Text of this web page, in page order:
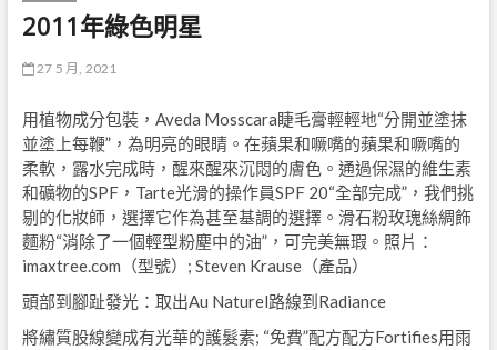
2011年綠色明星
27 5 月, 2021
用植物成分包裝，Aveda Mosscara睫毛膏輕輕地“分開並塗抹
並塗上每鞭”，為明亮的眼睛。在蘋果和噘嘴的蘋果和噘嘴的
柔軟，露水完成時，醒來醒來沉悶的膚色。通過保濕的維生素
和礦物的SPF，Tarte光滑的操作員SPF 20“全部完成”，我們挑
剔的化妝師，選擇它作為甚至基調的選擇。滑石粉玫瑰絲綢飾
麵粉“消除了一個輕型粉塵中的油”，可完美無瑕。照片：
imaxtree.com（型號）; Steven Krause（產品）
頭部到腳趾發光：取出Au Naturel路線到Radiance
將繡質股線變成有光華的護髮素; “免費”配方配方Fortifies用雨